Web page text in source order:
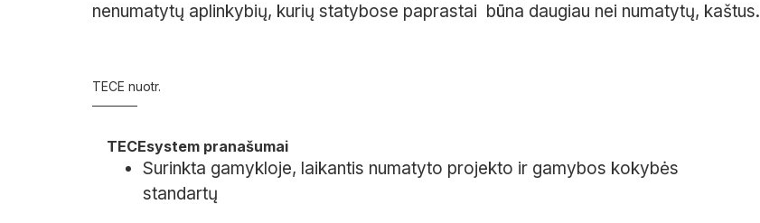
nenumatytų aplinkybių, kurių statybose paprastai būna daugiau nei numatytų, kaštus.
TECE nuotr.
TECEsystem pranašumai
Surinkta gamykloje, laikantis numatyto projekto ir gamybos kokybės
standartų